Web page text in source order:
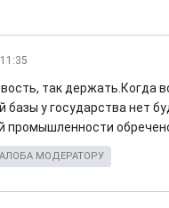
так держать.Когда
базы у государства нет
промышленности
МОДЕРАТОРУ